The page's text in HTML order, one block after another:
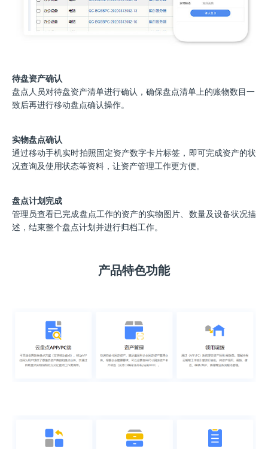
待盘资产确认
盘点人员对待盘资产清单进行确认，确保盘点清单上的账物数目一
致后再进行移动盘点确认操作。
实物盘点确认
通过移动手机实时拍照固定资产数字卡片标签，即可完成资产的状
况查询及使用状态等资料，让资产管理工作更方便。
盘点计划完成
管理员查看已完成盘点工作的资产的实物图片、数量及设备状况描
述，结束整个盘点计划并进行归档工作。
产品特色功能